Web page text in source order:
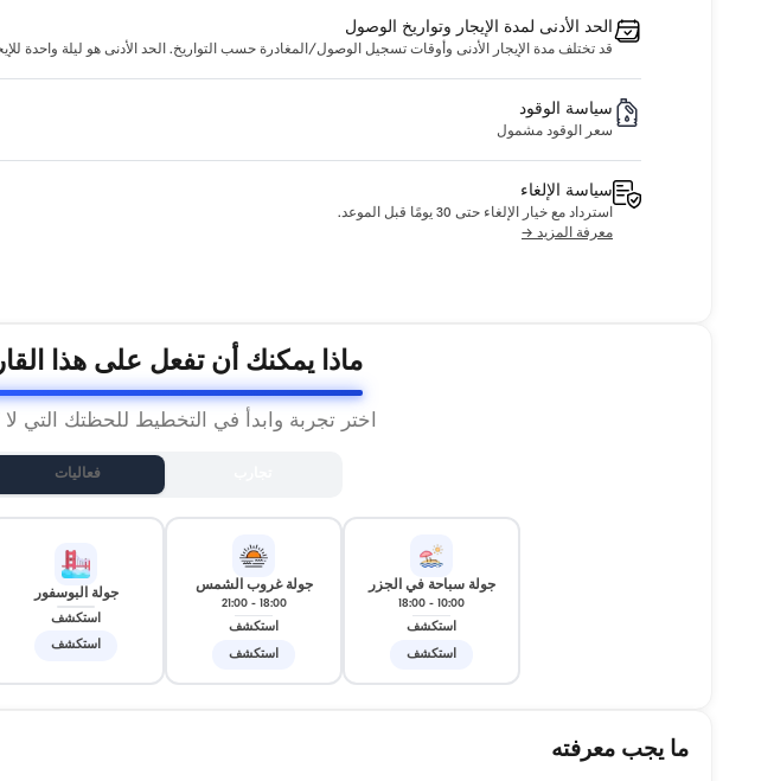
الحد الأدنى لمدة الإيجار وتواريخ الوصول
قد تختلف مدة الإيجار الأدنى وأوقات تسجيل الوصول/المغادرة حسب التواريخ. الحد الأدنى هو ليلة واحدة
سياسة الوقود
سعر الوقود مشمول
سياسة الإلغاء
استرداد مع خيار الإلغاء حتى 30 يومًا قبل الموعد.
معرفة المزيد →
ماذا يمكنك أن تفعل على هذا
اختر تجربة وابدأ في التخطيط للحظتك التي
فعاليات
جولة سباحة في الجزر
10:00
-
18:00
استكشف
استكشف
جولة غروب الشمس
18:00
-
21:00
استكشف
استكشف
جولة البوسفور
استكشف
استكشف
ما يجب معرفته